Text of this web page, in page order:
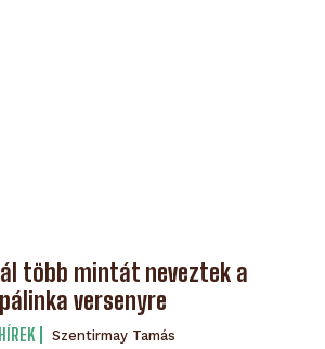
több mintát neveztek a
pálinka versenyre
HÍREK Szentirmay Tamás